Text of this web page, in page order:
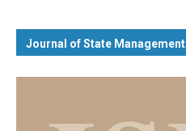
Journal of State Management